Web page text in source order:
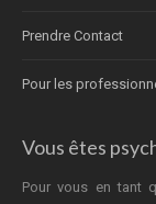
Prendre Contact
Pour les
Vous êtes
Pour vous en tant